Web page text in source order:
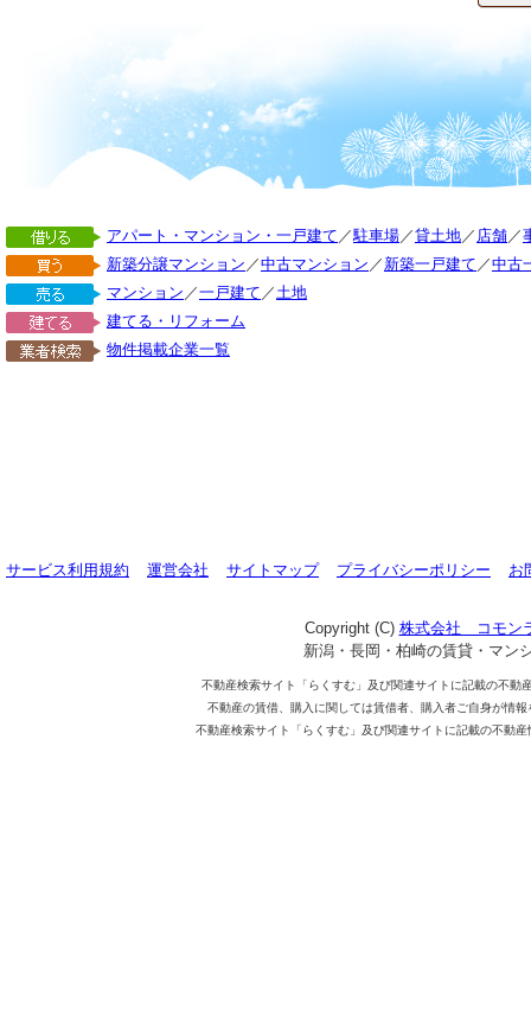
アパート・マンション・一戸建て ／駐車場／貸土地／ 店舗／
新築分譲マンション ／中古マンション ／ 新築一戸建て ／中古
マンション ／一戸建て ／土地
建てる・リフォーム
物件掲載企業一覧
サービス利用規約 運営会社 サイトマップ プライバシーポリシー お
Copyright (C) 株式会社 コモン
新潟・長岡・柏崎の賃貸・マン
不動産検索サイト「らくすむ」及び関連サイトに記載の不動
不動産の賃借、購入に関しては賃借者、購入者ご自身が情
不動産検索サイト「らくすむ」及び関連サイトに記載の不動